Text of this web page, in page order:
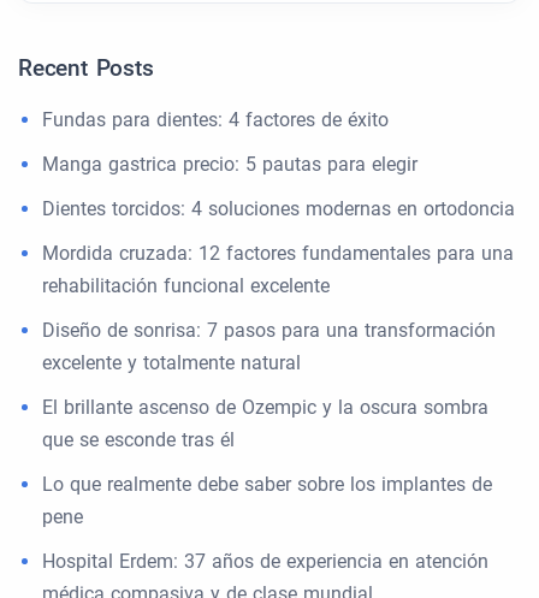
Recent Posts
Fundas para dientes: 4 factores de éxito
Manga gastrica precio: 5 pautas para elegir
Dientes torcidos: 4 soluciones modernas en ortodoncia
Mordida cruzada: 12 factores fundamentales para una
rehabilitación funcional excelente
Diseño de sonrisa: 7 pasos para una transformación
excelente y totalmente natural
El brillante ascenso de Ozempic y la oscura sombra
que se esconde tras él
Lo que realmente debe saber sobre los implantes de
pene
Hospital Erdem: 37 años de experiencia en atención